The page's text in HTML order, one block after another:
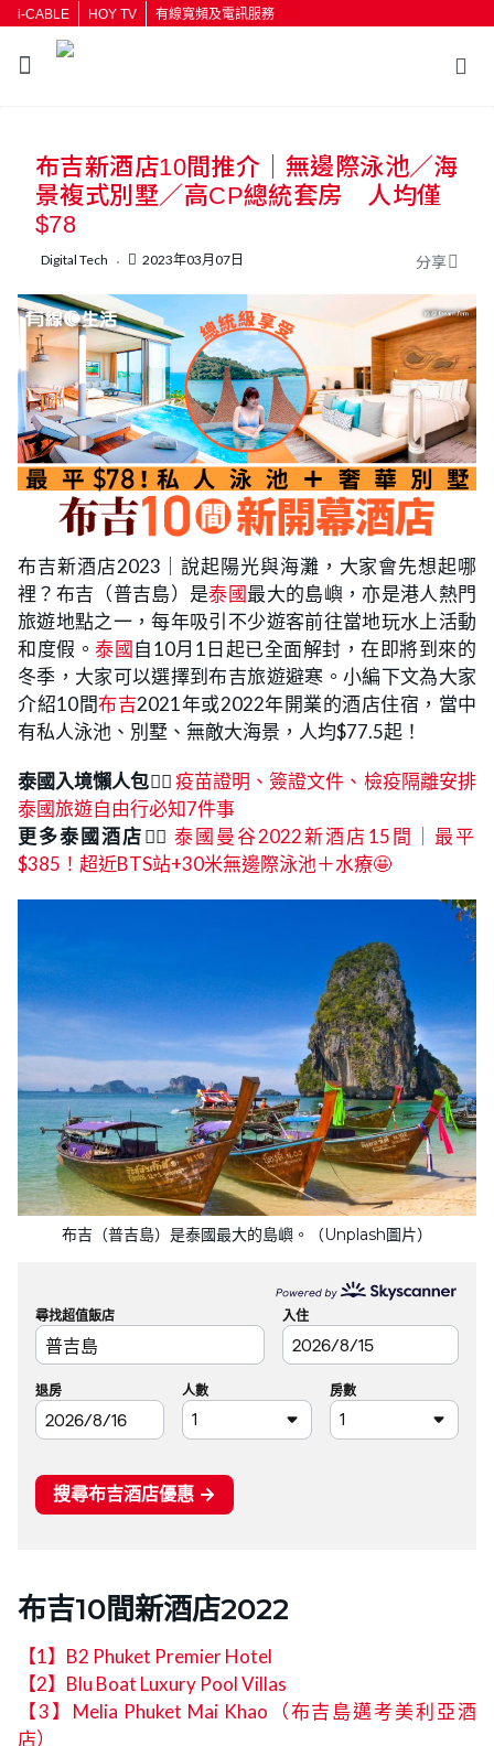
i-CABLE HOY TV 有線寬頻及電訊服務
按輸入鍵開始搜尋
布吉新酒店10間推介｜無邊際泳池／海
景複式別墅／高CP總統套房 人均僅
$78
Digital Tech 2023年03月07日 分享
布吉新酒店2023｜說起陽光與海灘，大家會先想起哪
裡？布吉（普吉島）是泰國最大的島嶼，亦是港人熱門
旅遊地點之一，每年吸引不少遊客前往當地玩水上活動
和度假。泰國自10月1日起已全面解封，在即將到來的
冬季，大家可以選擇到布吉旅遊避寒。小編下文為大家
介紹10間布吉2021年或2022年開業的酒店住宿，當中
有私人泳池、別墅、無敵大海景，人均$77.5起！
泰國入境懶人包👉🏻疫苗證明、簽證文件、檢疫隔離安排
泰國旅遊自由行必知7件事
更多泰國酒店👉🏻 泰國曼谷2022新酒店15間｜最平
$385！超近BTS站+30米無邊際泳池＋水療🤩
布吉（普吉島）是泰國最大的島嶼。（Unplash圖片）
布吉10間新酒店2022
【1】B2 Phuket Premier Hotel
【2】Blu Boat Luxury Pool Villas
【3】Melia Phuket Mai Khao（布吉島邁考美利亞酒
店）